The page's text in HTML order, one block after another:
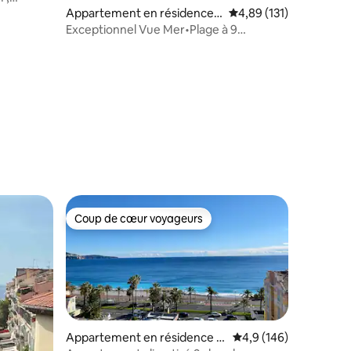
: 4,95 sur 5
Appartement en résidence ⋅
Cannes
Évaluation moyenne
4,89 (131)
Exceptionnel Vue Mer•Plage à 9
appréciés Coup de cœur voyageurs
Coup de cœur voyageurs
Appartement en résidence ⋅
Évaluation moyenne
4,9 (146)